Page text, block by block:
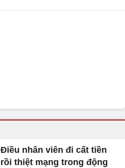
Điều nhân viên đi cất tiền
rồi thiệt mạng trong động